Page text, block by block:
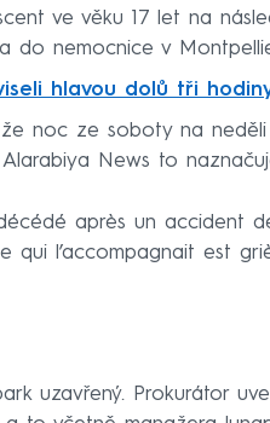
ve věku 17 let na
do nemocnice v
hlavou dolů tři
že noc ze soboty na neděli
News to
après un accident
qui l’accompagnait est
uzavřený. Prokurátor